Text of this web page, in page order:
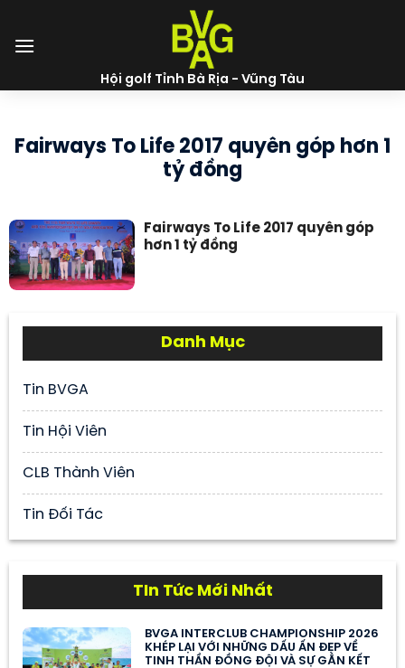
content
Hội golf Tỉnh Bà Rịa - Vũng Tàu
Fairways To Life 2017 quyên góp hơn 1
tỷ đồng
Fairways To Life 2017 quyên góp
hơn 1 tỷ đồng
Danh Mục
Tin BVGA
Tin Hội Viên
CLB Thành Viên
Tin Đối Tác
TIn Tức Mới Nhất
BVGA INTERCLUB CHAMPIONSHIP 2026
KHÉP LẠI VỚI NHỮNG DẤU ẤN ĐẸP VỀ
TINH THẦN ĐỒNG ĐỘI VÀ SỰ GẮN KẾT